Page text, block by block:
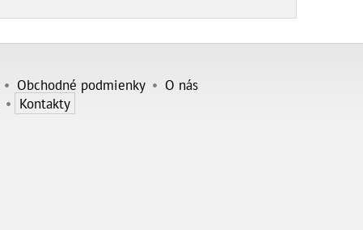
Obchodné podmienky
O nás
Kontakty